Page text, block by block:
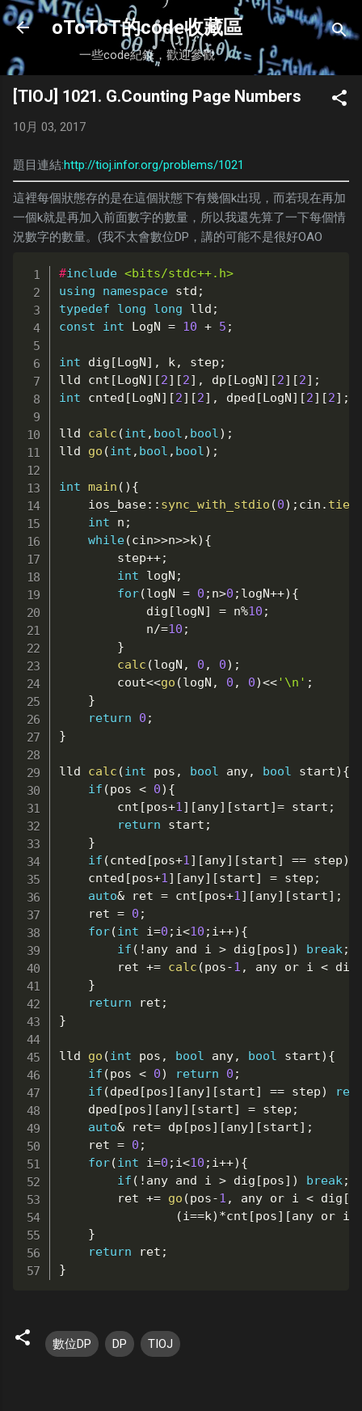
跳到主要內容
oToToT的code收藏區
一些code紀錄，歡迎參觀
[TIOJ] 1021. G.Counting Page Numbers
10月 03, 2017
題目連結:http://tioj.infor.org/problems/1021
這裡每個狀態存的是在這個狀態下有幾個k出現，而若現在再加
一個k就是再加入前面數字的數量，所以我還先算了一下每個情
況數字的數量。(我不太會數位DP，講的可能不是很好OAO
#include <bits/stdc++.h>
using
namespace std ;
typedef
long long lld ;
const
int LogN = 10 + 5 ;
int dig [LogN] , k, step ;
lld cnt [LogN] [2] [2] , dp [LogN] [2] [2] ;
int cnted [LogN] [2] [2] , dped [LogN] [2] [2] ;
lld calc (int , bool , bool) ;
lld go (int , bool , bool) ;
int main ( ) {
	ios_base
:: sync_with_stdio (0) ; cin . tie
int n ;
while(cin>>n>>k) {
		step
++;
int logN ;
for(logN = 0 ; n>0 ; logN++) {
			dig
[logN] = n%10 ;
			n
/=10 ;
}
calc (logN , 0 , 0) ;
		cout
<<go (logN , 0 , 0)<<'\n' ;
}
return
0 ;
}
lld calc (int pos , bool any, bool start) {
if (pos < 0) {
		cnt
[pos+1] [any] [start]=
	start
;
return start ;
}
if (cnted [pos+1] [any] [start] == step)
	cnted
[pos+1] [any] [start] = step ;
auto& ret = cnt [pos+1] [any] [start] ;
	ret
= 0 ;
for(int i=0 ; i<10 ; i++) {
if ( ! any and i > dig [pos] ) break;
		ret
+= calc (pos-1 , any or i < dig
}
return ret ;
}
lld go (int pos , bool any, bool start) {
if (pos < 0) return 0 ;
if (dped [pos] [any] [start] == step)
	dped
[pos] [any] [start] = step ;
auto& ret= dp [pos] [any] [start] ;
	ret
= 0 ;
for(int i=0 ; i<10 ; i++) {
if ( ! any and i > dig [pos] ) break;
		ret
+= go (pos-1 , any or i < dig [
(i==k) *cnt [pos] [any or i
}
return ret ;
}
數位DP DP TIOJ